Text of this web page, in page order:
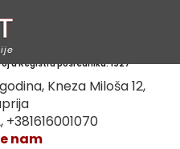
team nekretnine
u Registru posrednika: 1927
Kneza Miloša 12,
+381616001070
nam